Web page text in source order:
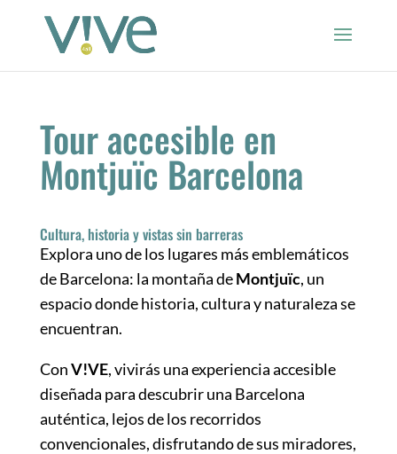
Tour accesible en
Montjuïc Barcelona
Cultura, historia y vistas sin barreras
Explora uno de los lugares más emblemáticos
de Barcelona: la montaña deMontjuïc, un
espacio donde historia, cultura y naturaleza se
encuentran.
ConV!VE, vivirás una experiencia accesible
diseñada para descubrir una Barcelona
auténtica, lejos de los recorridos
convencionales, disfrutando de sus miradores,